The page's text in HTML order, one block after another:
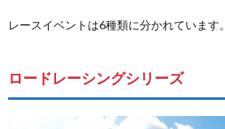
レースイベントは6種類に分かれています。
ロードレーシングシリーズ